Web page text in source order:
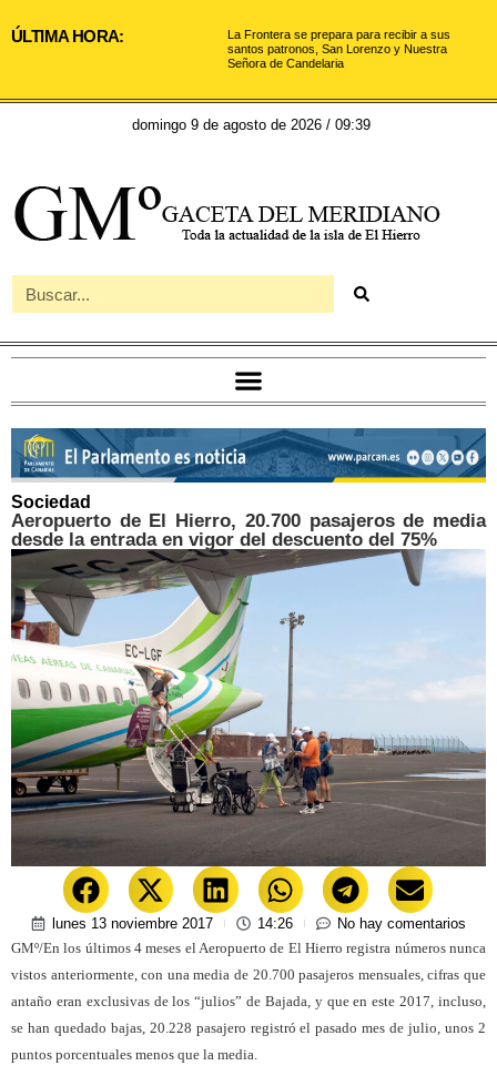
ÚLTIMA HORA:
La Frontera se prepara para recibir a sus
santos patronos, San Lorenzo y Nuestra
Señora de Candelaria
domingo 9 de agosto de 2026 / 09:39
Sociedad
Aeropuerto de El Hierro, 20.700 pasajeros de media
desde la entrada en vigor del descuento del 75%
lunes 13 noviembre 2017 14:26
No hay comentarios
GMº/En los últimos 4 meses el Aeropuerto de El Hierro registra números nunca
vistos anteriormente, con una media de 20.700 pasajeros mensuales, cifras que
antaño eran exclusivas de los “julios” de Bajada, y que en este 2017, incluso,
se han quedado bajas, 20.228 pasajero registró el pasado mes de julio, unos 2
puntos porcentuales menos que la media.